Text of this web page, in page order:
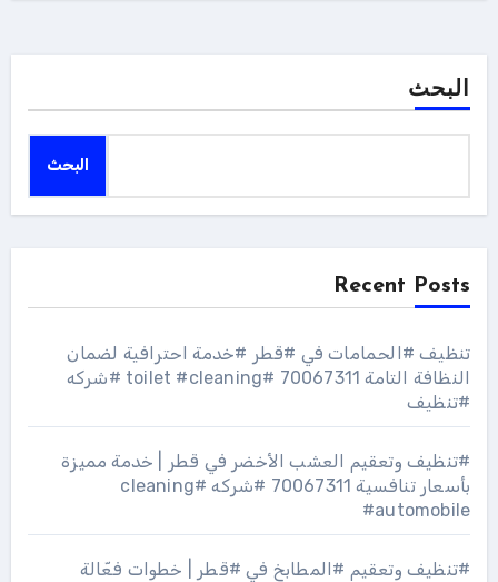
البحث
البحث
Recent Posts
تنظيف #الحمامات في #قطر #خدمة احترافية لضمان
النظافة التامة 70067311 #toilet #cleaning #شركه
#تنظيف
#تنظيف وتعقيم العشب الأخضر في قطر | خدمة مميزة
بأسعار تنافسية 70067311 #شركه #cleaning
#automobile
#تنظيف وتعقيم #المطابخ في #قطر | خطوات فعّالة